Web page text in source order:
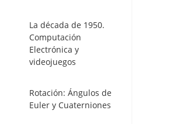
La década de 1950.
Computación
Electrónica y
videojuegos
Rotación: Ángulos de
Euler y Cuaterniones